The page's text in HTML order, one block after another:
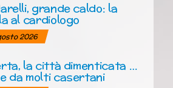
grande caldo: la
al cardiologo
2026
la città dimenticata …
da molti casertani